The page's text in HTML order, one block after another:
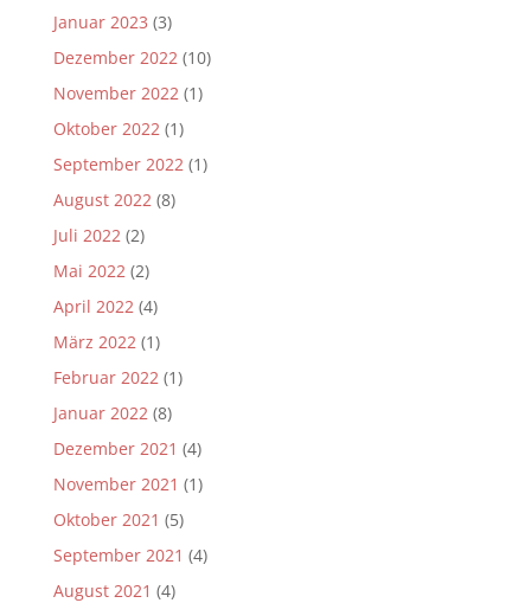
Januar 2023 (3)
Dezember 2022(10)
November 2022(1)
Oktober 2022(1)
September 2022(1)
August 2022(8)
Juli 2022(2)
Mai 2022(2)
April 2022(4)
März 2022(1)
Februar 2022(1)
Januar 2022(8)
Dezember 2021 (4)
November 2021 (1)
Oktober 2021 (5)
September 2021 (4)
August 2021 (4)